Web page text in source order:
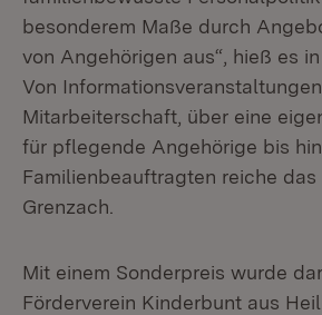
besonderem Maße durch
von Angehörigen aus“, hieß es
Von
Mitarbeiterschaft, über eine
für pflegende Angehörige bis
Familienbeauftragten reiche das
Grenzach.
Mit einem Sonderpreis wurde
Förderverein Kinderbunt aus